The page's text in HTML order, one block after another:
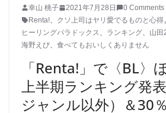
幸山 桃子 2021年7月28日
0 Comments
Renta!、 クソ上司はヤリ愛でるものと心得
ヒーリングパラドックス、 ランキング、 山田
海野えび、 食べてもおいしくありません
「Renta!」で〈BL〉
上半期ランキング発
ジャンル以外）＆30